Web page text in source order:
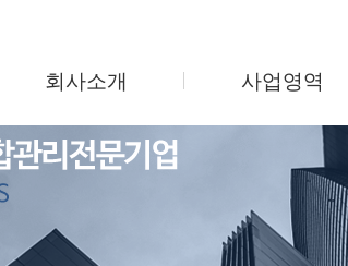
회사소개
인사말
사업소개
사업영역
보안관리
주차관리